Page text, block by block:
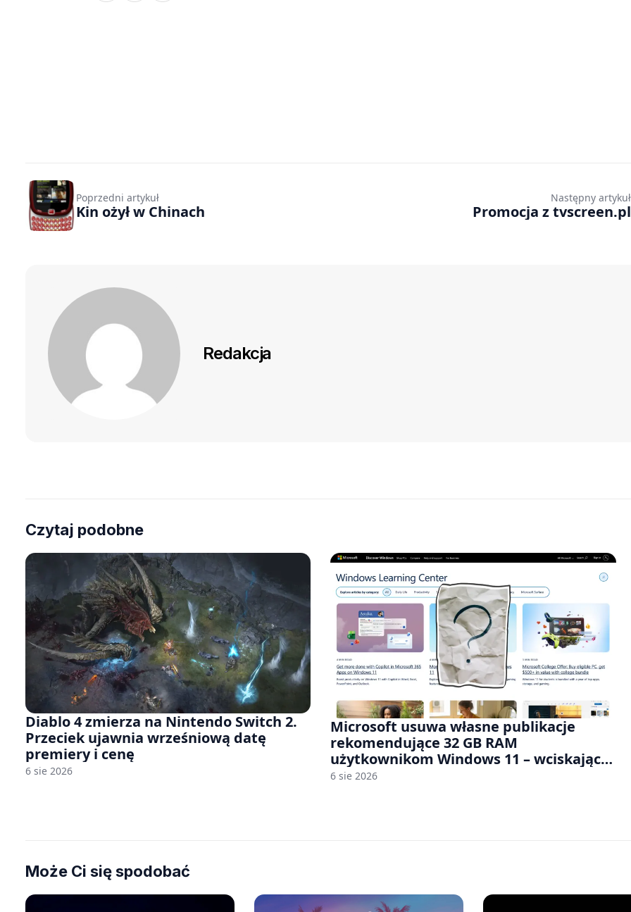
Poprzedni artykuł
Kin ożył w Chinach
Następny artykuł
Promocja z tvscreen.pl
Redakcja
Czytaj podobne
Diablo 4 zmierza na Nintendo Switch 2.
Przeciek ujawnia wrześniową datę
premiery i cenę
6 sie 2026
Microsoft usuwa własne publikacje
rekomendujące 32 GB RAM
użytkownikom Windows 11 – wciskając
nam przy tym komputery z 8 GB RAM po
6 sie 2026
Może Ci się spodobać